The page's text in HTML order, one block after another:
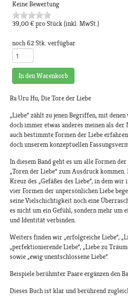
Keine Bewertung
39,00 €pro Stück(inkl. MwSt.)
noch 62 Stk. verfügbar
In den Warenkorb
Ra Uru Hu, Die Tore der Liebe
„Liebe“ zählt zu jenen Begriffen, mit
doch immer etwas anderes meinen als der
auch bestimmte Formen der Liebe
doch unserem konzeptuellen
In diesem Band geht es um alle Formen
„Toren der Liebe“ zum Ausdruck
Kreuz des „Gefäßes des Liebe“, in dem wir
vier Formen der unpersönlichen Liebe
seine Vielschichtigkeit noch eine
es nicht um ein Gefühl, sondern mehr um
und Identität verbinden.
Weiters finden wir „erfolgreiche Liebe“,
„perfektionierende Liebe“, „Liebe zu
sowie „ewig unentschlossene Liebe“.
Beispiele berühmter Paare ergänzen den
Dieses Buch ist klar und berührend